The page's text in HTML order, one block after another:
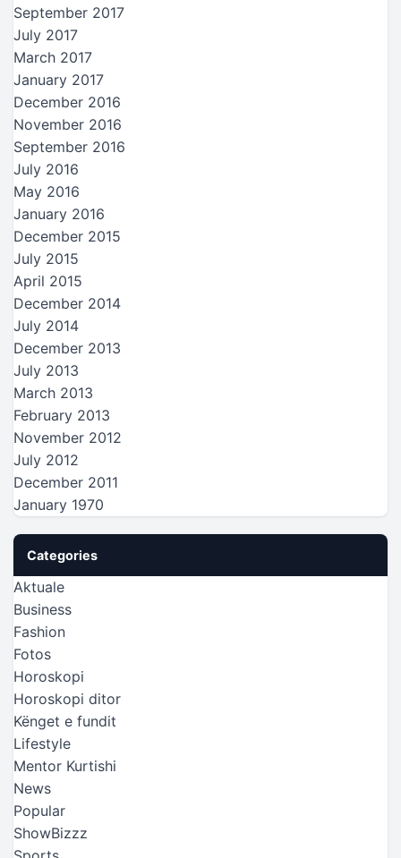
September 2017
July 2017
March 2017
January 2017
December 2016
November 2016
September 2016
July 2016
May 2016
January 2016
December 2015
July 2015
April 2015
December 2014
July 2014
December 2013
July 2013
March 2013
February 2013
November 2012
July 2012
December 2011
January 1970
Categories
Aktuale
Business
Fashion
Fotos
Horoskopi
Horoskopi ditor
Kënget e fundit
Lifestyle
Mentor Kurtishi
News
Popular
ShowBizzz